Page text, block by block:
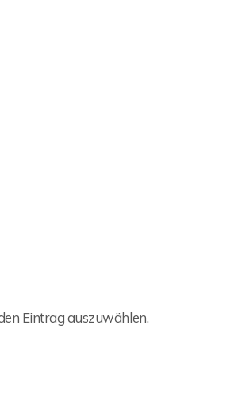
Eintrag auszuwählen.